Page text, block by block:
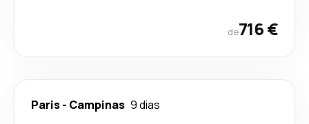
de716 €
Paris- Campinas 9 dias